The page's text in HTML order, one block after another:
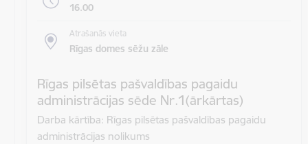
16.00
Atrašanās vieta
Rīgas domes sēžu zāle
Rīgas pilsētas pašvaldības pagaidu
administrācijas sēde Nr.1(ārkārtas)
Darba kārtība: Rīgas pilsētas pašvaldības pagaidu
administrācijas nolikums